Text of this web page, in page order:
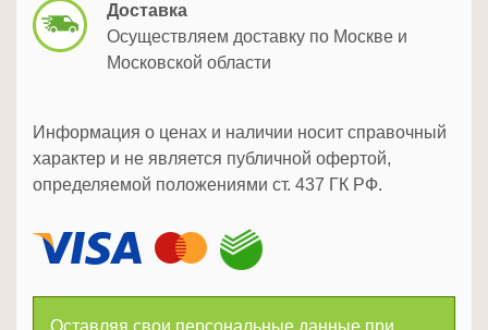
Доставка
Осуществляем доставку по Москве и
Московской области
Информация о ценах и наличии носит справочный
характер и не является публичной офертой,
определяемой положениями ст. 437 ГК РФ.
Оставляя свои персональные данные при